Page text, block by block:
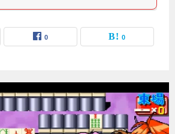
0 0